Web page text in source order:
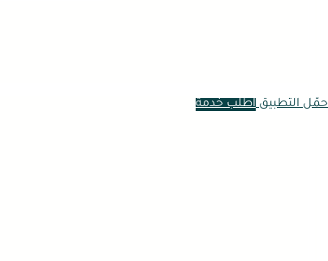
حمّل التطبيقاطلب خدمة